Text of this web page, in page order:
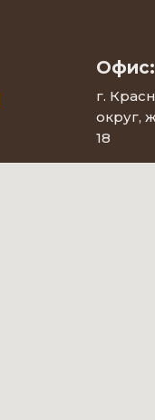
Офис:
г.
округ,
18